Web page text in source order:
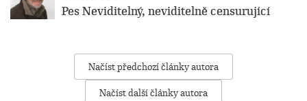
Pes Neviditelný, neviditelně censurující
Načíst předchozí články autora
Načíst další články autora